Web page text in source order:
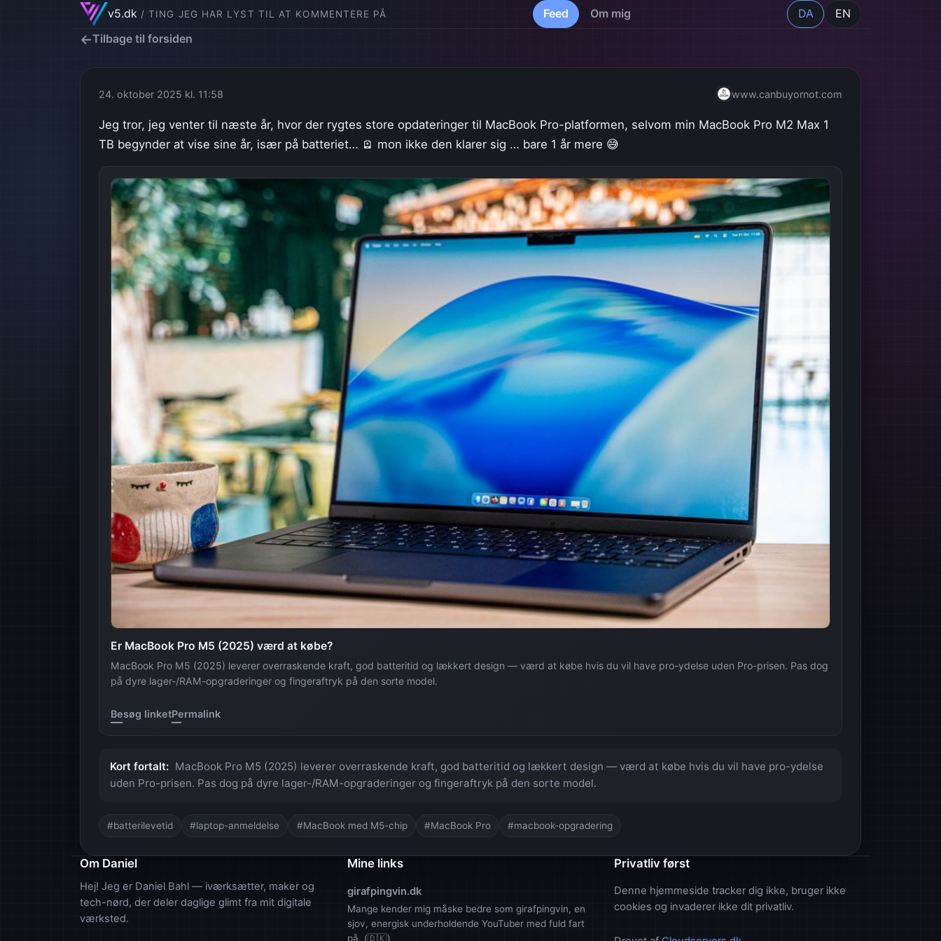
v5.dk / TING JEG HAR LYST TIL AT KOMMENTERE PÅ Feed Om mig DA EN
←Tilbage til forsiden
24. oktober 2025 kl. 11:58 www.canbuyornot.com
Jeg tror, jeg venter til næste år, hvor der rygtes store opdateringer til MacBook Pro-platformen, selvom min MacBook Pro M2 Max 1
TB begynder at vise sine år, især på batteriet… 🪫 mon ikke den klarer sig … bare 1 år mere 😅
Er MacBook Pro M5 (2025) værd at købe?
MacBook Pro M5 (2025) leverer overraskende kraft, god batteritid og lækkert design — værd at købe hvis du vil have pro-ydelse uden Pro-prisen. Pas dog
på dyre lager-/RAM-opgraderinger og fingeraftryk på den sorte model.
Besøg linketPermalink
Kort fortalt: MacBook Pro M5 (2025) leverer overraskende kraft, god batteritid og lækkert design — værd at købe hvis du vil have pro-ydelse
uden Pro-prisen. Pas dog på dyre lager-/RAM-opgraderinger og fingeraftryk på den sorte model.
#batterilevetid #laptop-anmeldelse #MacBook med M5-chip #MacBook Pro #macbook-opgradering
Om Daniel
Hej! Jeg er Daniel Bahl — iværksætter, maker og
tech-nørd, der deler daglige glimt fra mit digitale
værksted.
Mine links
girafpingvin.dk
Mange kender mig måske bedre som girafpingvin, en
sjov, energisk underholdende YouTuber med fuld fart
på. (🇩🇰)
Privatliv først
Denne hjemmeside tracker dig ikke, bruger ikke
cookies og invaderer ikke dit privatliv.